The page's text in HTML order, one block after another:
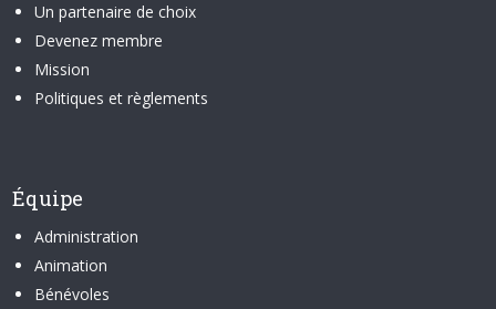
Un partenaire de choix
Devenez membre
Mission
Politiques et règlements
Équipe
Administration
Animation
Bénévoles